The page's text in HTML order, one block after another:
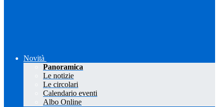
Novità
Panoramica
Le notizie
Le circolari
Calendario eventi
Albo Online